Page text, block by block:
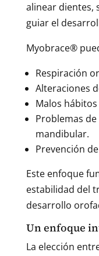
alinear dientes,
guiar el
Myobrace®
Respiración
Alteraciones
Malos
Problemas
mandibular.
Prevención
Este enfoque
estabilidad del
desarrollo
Un enfoque
La elección